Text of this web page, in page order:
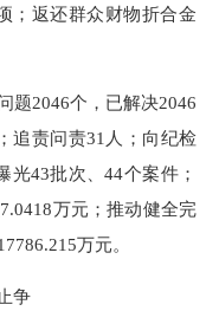
；返还群众财物折合金
题2046个，已解决2046
追责问责31人；向纪检
43批次、44个案件；
万元；推动健全完
万元。
争